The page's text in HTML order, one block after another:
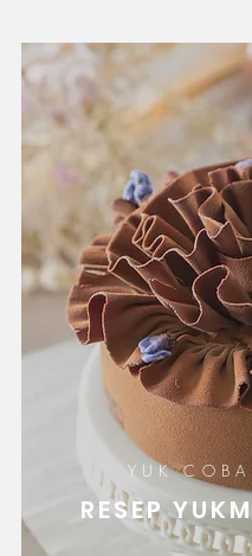
YUK
RESEP